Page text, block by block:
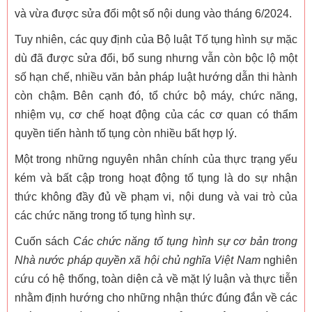
và vừa được sửa đổi một số nội dung vào tháng 6/2024.
Tuy nhiên, các quy định của Bộ luật Tố tụng hình sự mặc
dù đã được sửa đổi, bổ sung nhưng vẫn còn bộc lộ một
số hạn chế, nhiều văn bản pháp luật hướng dẫn thi hành
còn chậm. Bên cạnh đó, tổ chức bộ máy, chức năng,
nhiệm vụ, cơ chế hoạt động của các cơ quan có thẩm
quyền tiến hành tố tụng còn nhiều bất hợp lý.
Một trong những nguyên nhân chính của thực trạng yếu
kém và bất cập trong hoạt động tố tụng là do sự nhận
thức không đầy đủ về phạm vi, nội dung và vai trò của
các chức năng trong tố tụng hình sự.
Cuốn sách Các chức năng tố tụng hình sự cơ bản trong
Nhà nước pháp quyền xã hội chủ nghĩa Việt Namnghiên
cứu có hệ thống, toàn diện cả về mặt lý luận và thực tiễn
nhằm định hướng cho những nhận thức đúng đắn về các